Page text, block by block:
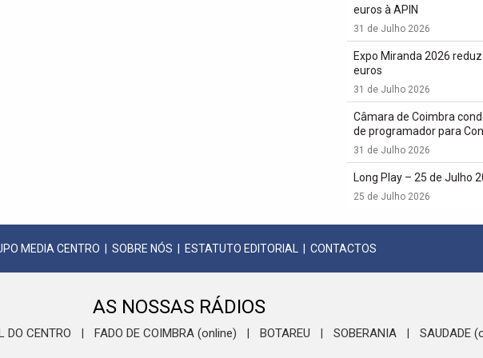
euros à APIN
31 de Julho 2026
Expo Miranda 2026
euros
31 de Julho 2026
Câmara de Coimbra
de programador para
31 de Julho 2026
Long Play – 25 de Julho
25 de Julho 2026
MEDIA CENTRO SOBRE NÓS ESTATUTO EDITORIAL CONTACTOS
AS NOSSAS RÁDIOS
DO CENTRO FADO DE COIMBRA (online) BOTAREU SOBERANIA SAUDADE